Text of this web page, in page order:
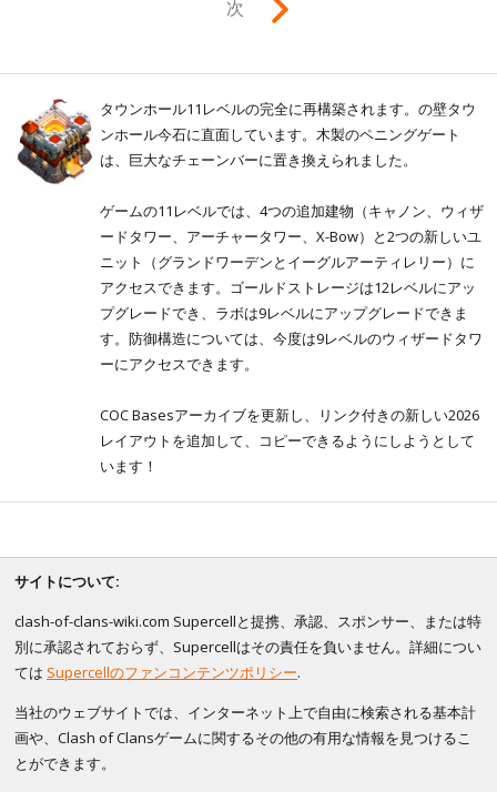
次
タウンホール11レベルの完全に再構築されます。の壁タウ
ンホール今石に直面しています。木製のペニングゲート
は、巨大なチェーンバーに置き換えられました。
ゲームの11レベルでは、4つの追加建物（キャノン、ウィザ
ードタワー、アーチャータワー、X-Bow）と2つの新しいユ
ニット（グランドワーデンとイーグルアーティレリー）に
アクセスできます。ゴールドストレージは12レベルにアッ
プグレードでき、ラボは9レベルにアップグレードできま
す。防御構造については、今度は9レベルのウィザードタワ
ーにアクセスできます。
COC Basesアーカイブを更新し、リンク付きの新しい2026
レイアウトを追加して、コピーできるようにしようとして
います！
サイトについて:
clash-of-clans-wiki.com Supercellと提携、承認、スポンサー、または特
別に承認されておらず、Supercellはその責任を負いません。詳細につい
ては Supercellのファンコンテンツポリシー.
当社のウェブサイトでは、インターネット上で自由に検索される基本計
画や、Clash of Clansゲームに関するその他の有用な情報を見つけるこ
とができます。